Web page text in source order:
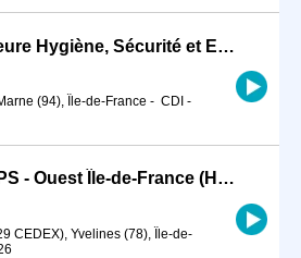
Ingénieur / Ingénieure Hygiène, Sécurité et Environnement en indu (H/F)
(94), Île-de-France - CDI -
Coordonnateur SPS - Ouest Île-de-France (H/F)
CEDEX), Yvelines (78), Île-de-